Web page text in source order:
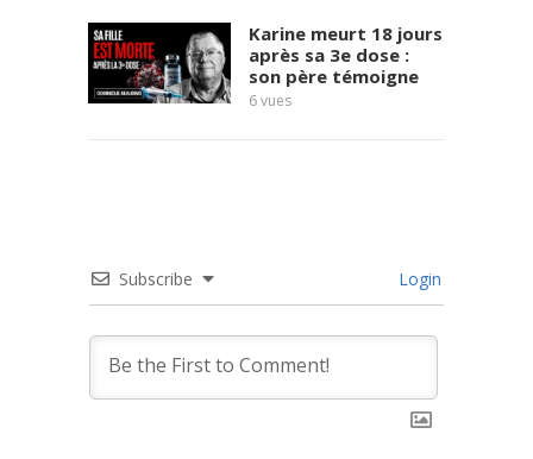
Karine meurt 18 jours
après sa 3e dose :
son père témoigne
6vues
Subscribe Login